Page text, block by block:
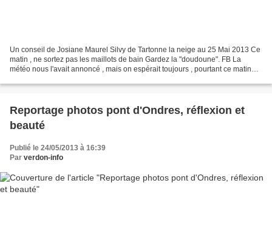
Un conseil de Josiane Maurel Silvy de Tartonne la neige au 25 Mai 2013 Ce
matin , ne sortez pas les maillots de bain Gardez la "doudoune". FB La
météo nous l'avait annoncé , mais on espérait toujours , pourtant ce matin
Reportage photos pont d'Ondres, réflexion et
beauté
Publié le 24/05/2013 à 16:39
Par verdon-info